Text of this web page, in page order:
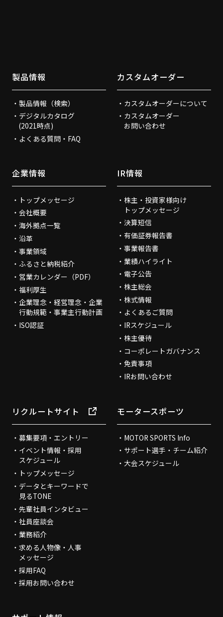
製品情報
製品情報（検索）
デジタルカタログ
(2021時点)
よくある質問・FAQ
カスタムオーダー
カスタムオーダーについて
カスタムオーダー
お問い合わせ
企業情報
トップメッセージ
会社概要
海外拠点一覧
沿革
事業領域
ふるさと納税紹介
営業カレンダー（PDF）
福利厚生
企業理念・経営理念・企業
行動規範・事業主行動計画
ISO認証
IR情報
株主・投資家様向け
トップメッセージ
決算短信
有価証券報告書
事業報告書
業績ハイライト
電子公告
株主総会
株式情報
よくあるご質問
IRスケジュール
株主優待
コーポレートガバナンス
免責事項
IRお問い合わせ
リクルートサイト
募集要項・エントリー
イベント情報・採用
スケジュール
トップメッセージ
データとキーワードで
見るTONE
先輩社員インタビュー
社員座談会
業務紹介
求める人物像・人事
メッセージ
採用FAQ
採用お問い合わせ
モータースポーツ
MOTOR SPORTS Info
サポート選手・チーム紹介
大会スケジュール